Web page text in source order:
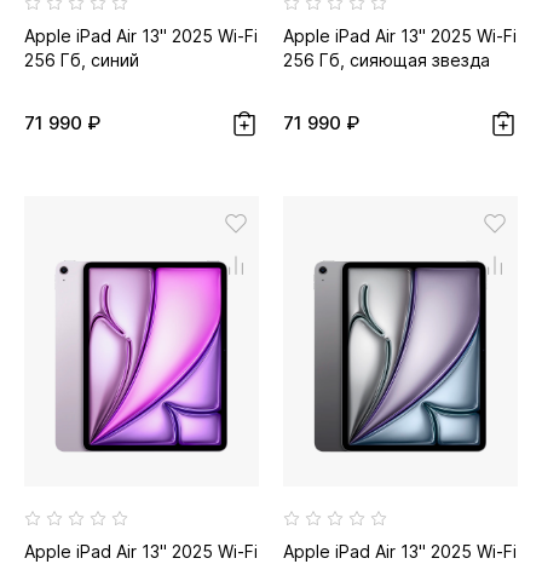
Apple iPad Air 13" 2025 Wi-Fi
256 Гб, синий
71 990 ₽
Apple iPad Air 13" 2025 Wi-Fi
256 Гб, сияющая звезда
71 990 ₽
Apple iPad Air 13" 2025 Wi-Fi
Apple iPad Air 13" 2025 Wi-Fi